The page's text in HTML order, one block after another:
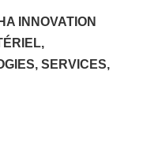
INNOVATION
SERVICES,